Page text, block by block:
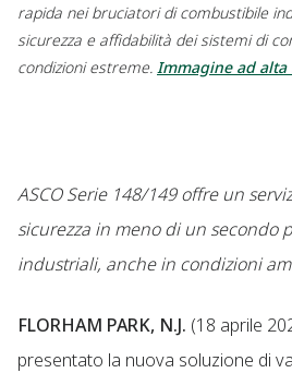
rapida nei bruciatori di combustibile
sicurezza e affidabilità dei sistemi di
condizioni estreme. Immagine ad
ASCO Serie 148/149 offre un
sicurezza in meno di un secondo
industriali, anche in condizioni
FLORHAM PARK, N.J. (18 aprile
presentato la nuova soluzione di